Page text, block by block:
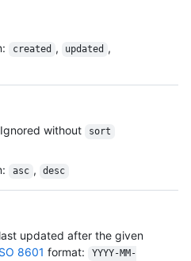
: created , updated ,
without
sort
: asc , desc
updated after the given
8601 format:
YYYY-MM-